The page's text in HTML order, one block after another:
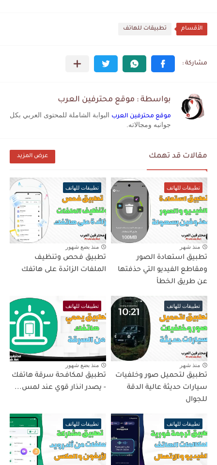
الأقسام تطبيقات للهاتف
بواسطة : موقع محترفين العرب
موقع محترفين العرب البوابة الشاملة للمحتوى العربي بكل
جوانبه ومجالاته.
مقالات قد تهمك عرض المزيد
تطبيقات للهاتف
منذ شهر
تطبيق استعادة الصور
ومقاطع الفيديو التي حذفتها
عن طريق الخطأ
تطبيقات للهاتف
منذ بضع شهور
تطبيق فحص وتنظيف
الملفات الزائدة على هاتفك
تطبيقات للهاتف
منذ شهر
تطبيق لتحميل صور وخلفيات
سيارات حديثة عالية الدقة
للجوال
تطبيقات للهاتف
منذ بضع شهور
تطبيق لمكافحة سرقة هاتفك
- يصدر انذار قوي عند لمس...
تطبيقات للهاتف تطبيقات للهاتف